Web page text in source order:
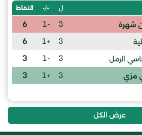
ل +/- النقاط
شهرة 3
-1
6
3
+1
6
الرمل 3
-1
3
مزي 3
+1
3
عرض الكل